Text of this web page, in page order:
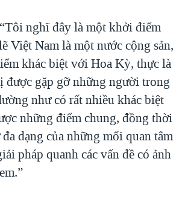
nghĩ đây là một khởi điểm
Việt Nam là một nước cộng sản,
khác biệt với Hoa Kỳ, thực là
được gặp gỡ những người trong
như có rất nhiều khác biệt
những điểm chung, đồng thời
dạng của những mối quan tâm
pháp quanh các vấn đề có ảnh